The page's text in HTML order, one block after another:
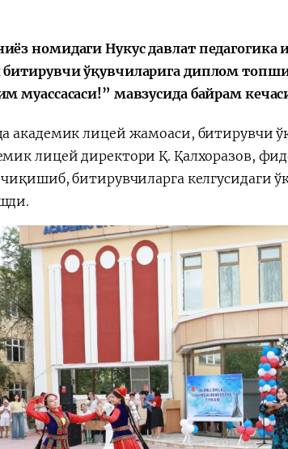
действии
номидаги Нукус давлат
ўқувчиларига диплом
муассасаси!” мавзусида байрам
академик лицей жамоаси, битирувчи
лицей директори Қ. Қалхоразов,
чиқишиб, битирувчиларга